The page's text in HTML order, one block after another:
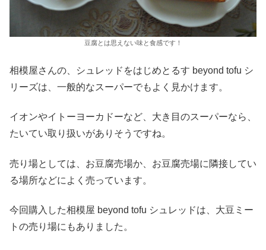
豆腐とは思えない味と食感です！
相模屋さんの、シュレッドをはじめとるす beyond tofu シ
リーズは、一般的なスーパーでもよく見かけます。
イオンやイトーヨーカドーなど、大き目のスーパーなら、
たいてい取り扱いがありそうですね。
売り場としては、お豆腐売場か、お豆腐売場に隣接してい
る場所などによく売っています。
今回購入した相模屋 beyond tofu シュレッドは、大豆ミー
トの売り場にもありました。